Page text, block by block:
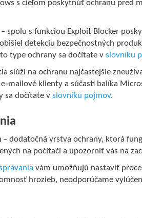
s cieľom poskytnúť ochranu pred
– spolu s funkciou Exploit Blocker
detekciu bezpečnostných
type ochrany sa dočítate vslovníku
slúži na ochranu najčastejšie
klienty a súčasti balíka
sa dočítate vslovníku pojmov.
– dodatočná vrstva ochrany, ktorá
na počítači a upozorniť vás na
vám umožňujú nastaviť
hrozieb, neodporúčame